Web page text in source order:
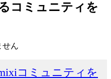
コミュニティを
せん
コミュニティを